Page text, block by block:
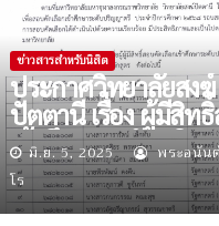
ข่าวสารสำหรับนิสิต
ประกาศวิทยาลัยสงฆ์
ปัตตานี เรื่อง ผู้มีสิท
เข้าศึกษาระดับปริญ
ประจำปีการศึกษา
รอบสอง
มิ.ย. 5, 2025
พระอนัน
โร